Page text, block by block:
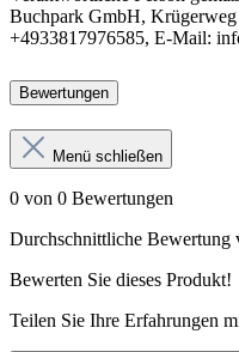
Buchpark GmbH,
+4933817976585, E-Mail:
Bewertungen
Menü schließen
0 von 0 Bewertungen
Durchschnittliche Bewertung
Bewerten Sie dieses Produkt!
Teilen Sie Ihre Erfahrungen